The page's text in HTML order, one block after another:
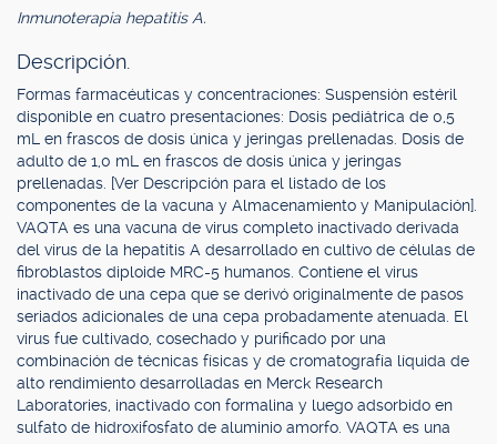
Inmunoterapia hepatitis A.
Descripción.
Formas farmacéuticas y concentraciones: Suspensión estéril
disponible en cuatro presentaciones: Dosis pediátrica de 0,5
mL en frascos de dosis única y jeringas prellenadas. Dosis de
adulto de 1,0 mL en frascos de dosis única y jeringas
prellenadas. [Ver Descripción para el listado de los
componentes de la vacuna y Almacenamiento y Manipulación].
VAQTA es una vacuna de virus completo inactivado derivada
del virus de la hepatitis A desarrollado en cultivo de células de
fibroblastos diploide MRC-5 humanos. Contiene el virus
inactivado de una cepa que se derivó originalmente de pasos
seriados adicionales de una cepa probadamente atenuada. El
virus fue cultivado, cosechado y purificado por una
combinación de técnicas físicas y de cromatografía líquida de
alto rendimiento desarrolladas en Merck Research
Laboratories, inactivado con formalina y luego adsorbido en
sulfato de hidroxifosfato de aluminio amorfo. VAQTA es una